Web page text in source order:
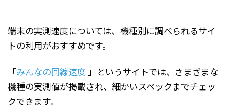
端末の実測速度については、機種別に調べられるサイ
トの利用がおすすめです。
「みんなの回線速度 」というサイトでは、さまざまな
機種の実測値が掲載され、細かいスペックまでチェッ
クできます。